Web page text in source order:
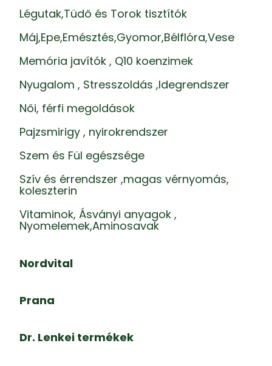
Légutak,Tüdő és Torok tisztítók
Máj,Epe,Emésztés,Gyomor,Bélflóra,Vese
Memória javítók , Q10 koenzimek
Nyugalom , Stresszoldás ,Idegrendszer
Női, férfi megoldások
Pajzsmirigy , nyirokrendszer
Szem és Fül egészsége
Szív és érrendszer ,magas vérnyomás,
koleszterin
Vitaminok, Ásványi anyagok ,
Nyomelemek,Aminosavak
Nordvital
Prana
Dr. Lenkei termékek